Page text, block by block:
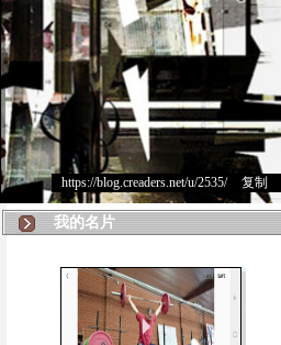
https://blog.creaders.net/u/2535/> 复制
我的名片